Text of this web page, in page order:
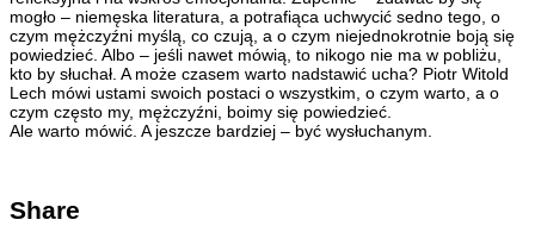
mogło – niemęska literatura, a potrafiąca uchwycić sedno tego, o
czym mężczyźni myślą, co czują, a o czym niejednokrotnie boją się
powiedzieć. Albo – jeśli nawet mówią, to nikogo nie ma w pobliżu,
kto by słuchał. A może czasem warto nadstawić ucha? Piotr Witold
Lech mówi ustami swoich postaci o wszystkim, o czym warto, a o
czym często my, mężczyźni, boimy się powiedzieć.
Ale warto mówić. A jeszcze bardziej – być wysłuchanym.
Share